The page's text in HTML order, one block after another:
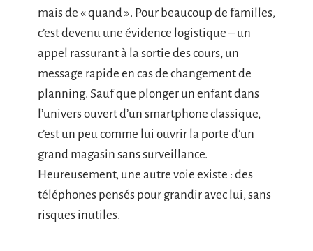
mais de « quand ». Pour beaucoup de familles,
c’est devenu une évidence logistique – un
appel rassurant à la sortie des cours, un
message rapide en cas de changement de
planning. Sauf que plonger un enfant dans
l’univers ouvert d’un smartphone classique,
c’est un peu comme lui ouvrir la porte d’un
grand magasin sans surveillance.
Heureusement, une autre voie existe : des
téléphones pensés pour grandir avec lui, sans
risques inutiles.